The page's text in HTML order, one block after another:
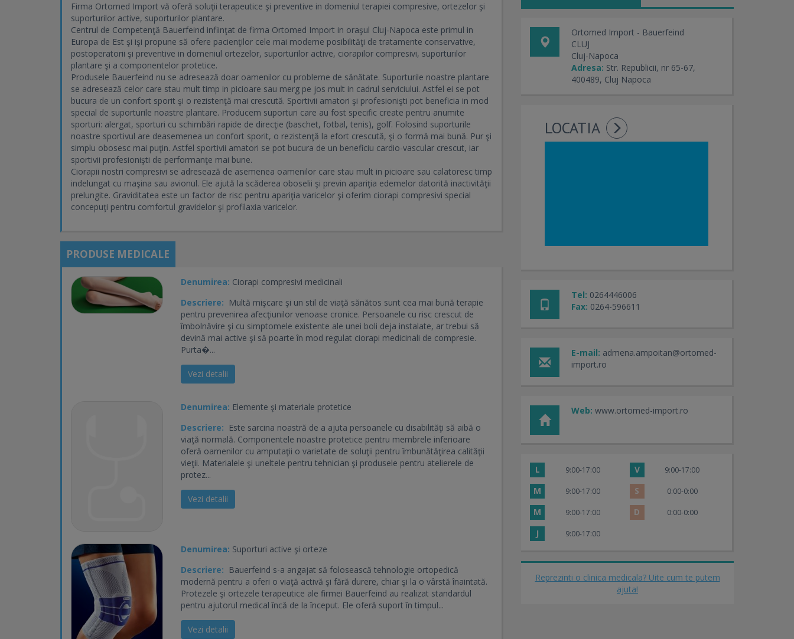
Firma Ortomed Import vă oferă soluţii terapeutice şi preventive in domeniul terapiei compresive, ortezelor şi
suporturilor active, suporturilor plantare.
Centrul de Competenţă Bauerfeind infiinţat de firma Ortomed Import in oraşul Cluj-Napoca este primul in
Europa de Est şi işi propune să ofere pacienţilor cele mai moderne posibilităţi de tratamente conservative,
postoperatorii şi preventive in domeniul ortezelor, suporturilor active, ciorapilor compresivi, suporturilor
plantare şi a componentelor protetice.
Produsele Bauerfeind nu se adresează doar oamenilor cu probleme de sănătate. Suporturile noastre plantare
se adresează celor care stau mult timp in picioare sau merg pe jos mult in cadrul serviciului. Astfel ei se pot
bucura de un confort sporit şi o rezistenţă mai crescută. Sportivii amatori şi profesionişti pot beneficia in mod
special de suporturile noastre plantare. Producem suporturi care au fost specific create pentru anumite
sporturi: alergat, sporturi cu schimbări rapide de direcţie (baschet, fotbal, tenis), golf. Folosind suporturile
noastre sportivul are deasemenea un confort sporit, o rezistenţă la efort crescută, şi o formă mai bună. Pur şi
simplu obosesc mai puţin. Astfel sportivii amatori se pot bucura de un beneficiu cardio-vascular crescut, iar
sportivii profesionişti de performanţe mai bune.
Ciorapii nostri compresivi se adresează de asemenea oamenilor care stau mult in picioare sau calatoresc timp
indelungat cu maşina sau avionul. Ele ajută la scăderea oboselii şi previn apariţia edemelor datorită inactivităţii
prelungite. Graviditatea este un factor de risc pentru apariţia varicelor şi oferim ciorapi compresivi special
concepuţi pentru comfortul gravidelor şi profilaxia varicelor.
PRODUSE MEDICALE
Denumirea: Ciorapi compresivi medicinali
Descriere: Multă mişcare şi un stil de viaţă sănătos sunt cea mai bună terapie
pentru prevenirea afecţiunilor venoase cronice. Persoanele cu risc crescut de
îmbolnăvire şi cu simptomele existente ale unei boli deja instalate, ar trebui să
devină mai active şi să poarte în mod regulat ciorapi medicinali de compresie.
Purta�...
Vezi detalii
Denumirea: Elemente şi materiale protetice
Descriere: Este sarcina noastră de a ajuta persoanele cu disabilităţi să aibă o
viaţă normală. Componentele noastre protetice pentru membrele inferioare
oferă oamenilor cu amputaţii o varietate de soluţii pentru îmbunătăţirea calităţii
vieţii. Materialele şi uneltele pentru tehnician şi produsele pentru atelierele de
protez...
Vezi detalii
Denumirea: Suporturi active şi orteze
Descriere: Bauerfeind s-a angajat să folosească tehnologie ortopedică
modernă pentru a oferi o viaţă activă şi fără durere, chiar şi la o vârstă înaintată.
Protezele şi ortezele terapeutice ale firmei Bauerfeind au realizat standardul
pentru ajutorul medical încă de la început. Ele oferă suport în timpul...
Vezi detalii
Ortomed Import - Bauerfeind
CLUJ
Cluj-Napoca
Adresa: Str. Republicii, nr 65-67,
400489, Cluj Napoca
LOCATIA
Tel: 0264446006
Fax: 0264-596611
E-mail: admena.ampoitan@ortomed-
import.ro
Web: www.ortomed-import.ro
L 9:00-17:00 V 9:00-17:00
M 9:00-17:00 S 0:00-0:00
M 9:00-17:00 D 0:00-0:00
J 9:00-17:00
Reprezinti o clinica medicala? Uite cum te putem
ajuta!